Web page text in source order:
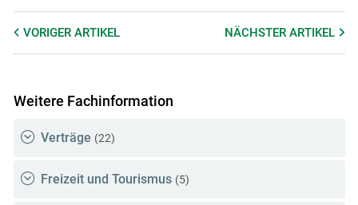
VORIGER ARTIKEL NÄCHSTERARTIKEL
Weitere Fachinformation
Verträge (22)
Freizeit und Tourismus (5)